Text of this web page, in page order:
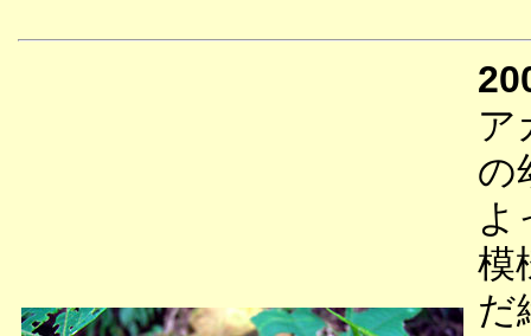
ア
の
よ
模
だ